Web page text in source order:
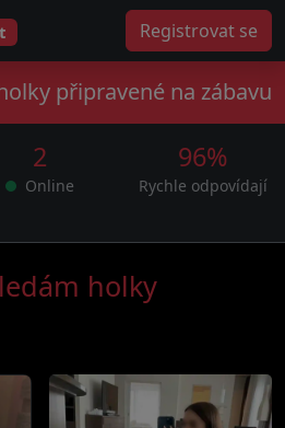
Registrovat se
připravené na zábavu
2
Online
96%
Rychle odpovídají
holky